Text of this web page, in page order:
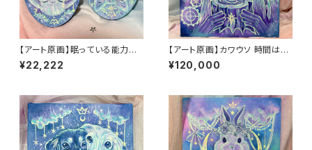
【アート原画】眠っている能力を
呼び起こす うさぎ ねこ １点
物 手描き アクリル画
¥22,222
【アート原画】カワウソ 時間はい
のち 1点もの アクリル画
¥120,000